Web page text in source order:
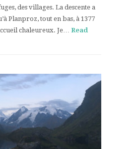
des villages. La descente a
Planproz, tout en bas, à 1377
chaleureux. Je… Read